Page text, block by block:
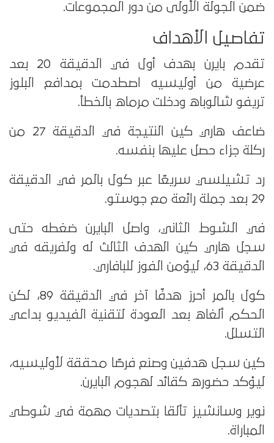
ضمن الجولة الأولى من دور المجموعات.
تفاصيل الأهداف
تقدم بايرن بهدف أول في الدقيقة 20 بعد
عرضية من أوليسيه اصطدمت بمدافع البلوز
تريفو شالوباه ودخلت مرماه بالخطأ.
ضاعف هاري كين النتيجة في الدقيقة 27 من
ركلة جزاء حصل عليها بنفسه.
رد تشيلسي سريعًا عبر كول بالمر في الدقيقة
29 بعد جملة رائعة مع جوستو.
في الشوط الثاني، واصل البايرن ضغطه حتى
سجل هاري كين الهدف الثالث له ولفريقه في
الدقيقة 63، ليؤمن الفوز للبافاري.
كول بالمر أحرز هدفًا آخر في الدقيقة 89، لكن
الحكم ألغاه بعد العودة لتقنية الفيديو بداعي
التسلل.
كين سجل هدفين وصنع فرصًا محققة لأوليسيه،
ليؤكد حضوره كقائد لهجوم البايرن.
نوير وسانشيز تألقا بتصديات مهمة في شوطي
المباراة.